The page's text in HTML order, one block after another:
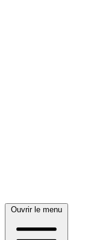
Ouvrir le menu